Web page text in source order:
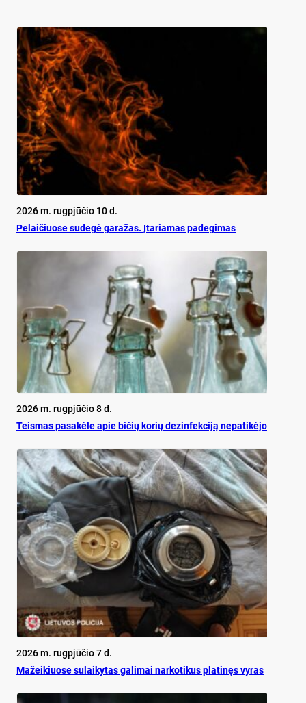
2026 m. rugpjūčio 10 d.
Pe­lai­čiuo­se su­de­gė ga­ra­žas. Įta­ria­mas pa­de­gi­mas
2026 m. rugpjūčio 8 d.
Teis­mas pa­sa­kė­le apie bi­čių ko­rių de­zin­fek­ci­ją ne­pa­ti­kė­jo
2026 m. rugpjūčio 7 d.
Mažeikiuose sulaikytas galimai narkotikus platinęs vyras